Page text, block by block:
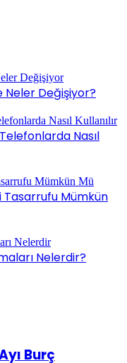
Neler Değişiyor?
Nasıl
Tasarrufu Mümkün
Nelerdir?
Burç